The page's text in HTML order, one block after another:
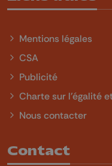
Mentions légales
CSA
Publicité
Charte sur l'égalité
Nous contacter
Contact